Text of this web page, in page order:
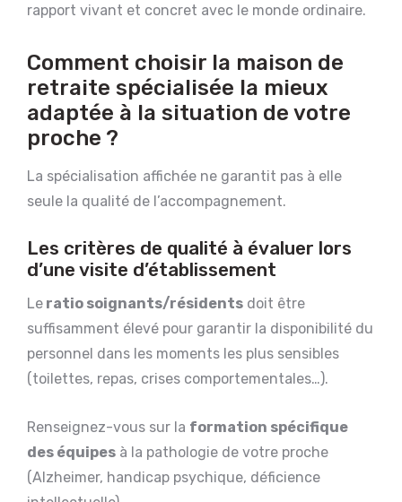
rapport vivant et concret avec le monde ordinaire.
Comment choisir la maison de
retraite spécialisée la mieux
adaptée à la situation de votre
proche ?
La spécialisation affichée ne garantit pas à elle
seule la qualité de l’accompagnement.
Les critères de qualité à évaluer lors
d’une visite d’établissement
Le ratio soignants/résidents doit être
suffisamment élevé pour garantir la disponibilité du
personnel dans les moments les plus sensibles
(toilettes, repas, crises comportementales…).
Renseignez-vous sur la formation spécifique
des équipes à la pathologie de votre proche
(Alzheimer, handicap psychique, déficience